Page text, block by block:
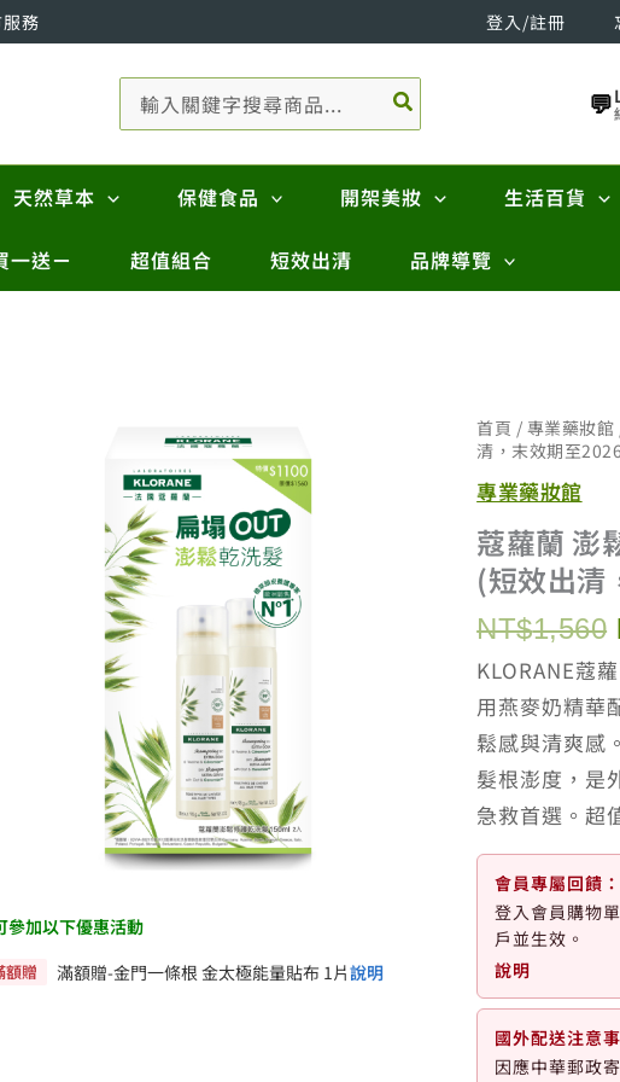
務 登入/註冊
尋：
💬
天然草本 保健食品 開架美妝 生活百貨
一送ㄧ 超值組合 短效出清 品牌導覽
參加以下優惠活動
額贈 滿額贈-金門一條根 金太極能量貼布 1片說明
首頁 / 專業藥妝館
清，末效期至
專業藥妝館
蔻蘿蘭 澎
(短效出
NT$1,560
KLORANE蔻
用燕麥奶精華
鬆感與清爽感
髮根澎度，是
急救首選。超
會員專屬回饋：
登入會員購物
戶並生效。
說明
國外配送注意
因應中華郵政